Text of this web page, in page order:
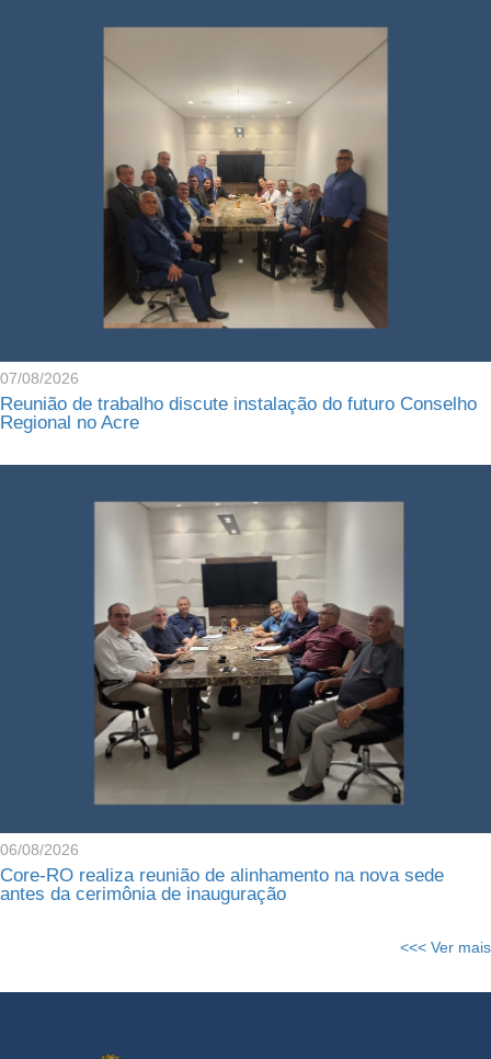
07/08/2026
Reunião de trabalho discute instalação do futuro Conselho
Regional no Acre
06/08/2026
Core-RO realiza reunião de alinhamento na nova sede
antes da cerimônia de inauguração
<<< Ver mais